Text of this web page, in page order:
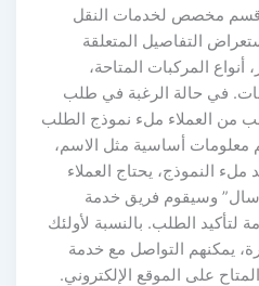
مخصص لخدمات النقل
التفاصيل المتعلقة
المركبات المتاحة،
في حالة الرغبة في طلب
من العملاء ملء نموذج الطلب
أساسية مثل الاسم،
النموذج، يحتاج العملاء
وسيقوم فريق خدمة
لتأكيد الطلب. بالنسبة لأولئك
يمكنهم التواصل مع خدمة
على الموقع الإلكتروني.